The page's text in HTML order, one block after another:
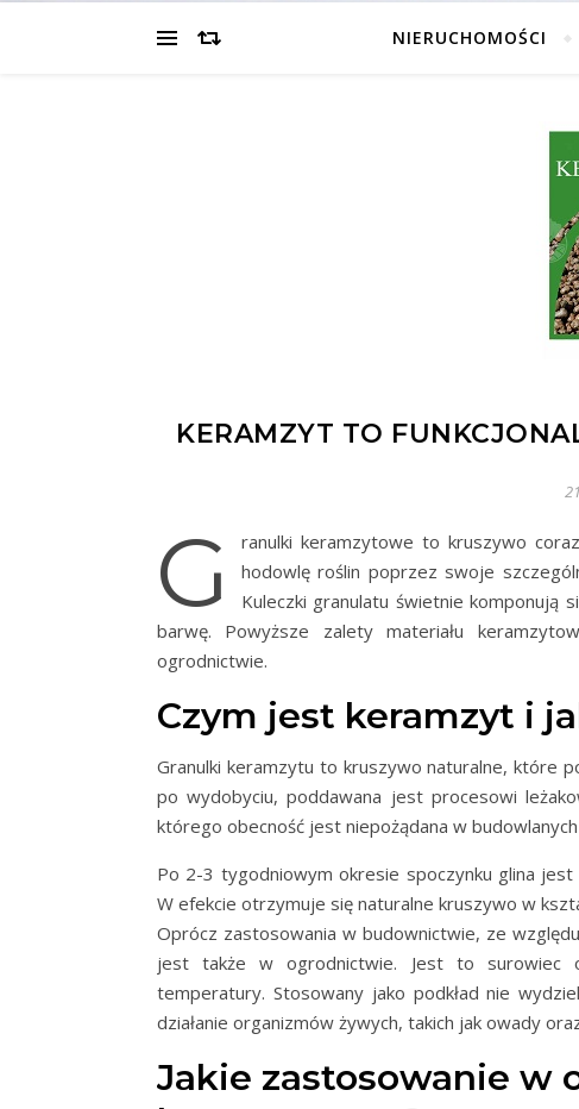
NIERUCHOMOŚCI
KERAMZYT TO
G
ranulki keramzytowe to kruszywo
hodowlę roślin poprzez swoje
Kuleczki granulatu świetnie komponują
barwę. Powyższe zalety materiału
ogrodnictwie.
Czym jest keramzyt i
Granulki keramzytu to kruszywo naturalne, które
po wydobyciu, poddawana jest procesowi
którego obecność jest niepożądana w
Po 2-3 tygodniowym okresie spoczynku glina
W efekcie otrzymuje się naturalne kruszywo w
Oprócz zastosowania w budownictwie, ze
jest także w ogrodnictwie. Jest to surowiec
temperatury. Stosowany jako podkład nie
działanie organizmów żywych, takich jak owady
Jakie zastosowanie w